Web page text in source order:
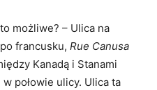
możliwe? – Ulica na
francusku, Rue Canusa
Kanadą i Stanami
połowie ulicy. Ulica ta